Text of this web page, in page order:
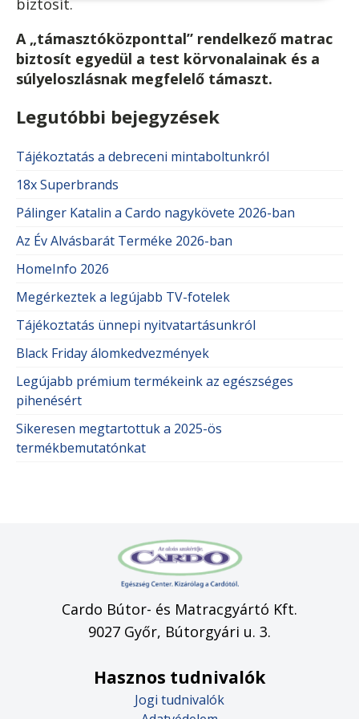
biztosít.
A „támasztóközponttal” rendelkező matrac
biztosít egyedül a test körvonalainak és a
súlyeloszlásnak megfelelő támaszt.
Legutóbbi bejegyzések
Tájékoztatás a debreceni mintaboltunkról
18x Superbrands
Pálinger Katalin a Cardo nagykövete 2026-ban
Az Év Alvásbarát Terméke 2026-ban
HomeInfo 2026
Megérkeztek a legújabb TV-fotelek
Tájékoztatás ünnepi nyitvatartásunkról
Black Friday álomkedvezmények
Legújabb prémium termékeink az egészséges
pihenésért
Sikeresen megtartottuk a 2025-ös
termékbemutatónkat
Cardo Bútor- és Matracgyártó Kft.
9027 Győr, Bútorgyári u. 3.
Hasznos tudnivalók
Jogi tudnivalók